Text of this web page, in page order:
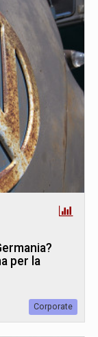
per la
Corporate